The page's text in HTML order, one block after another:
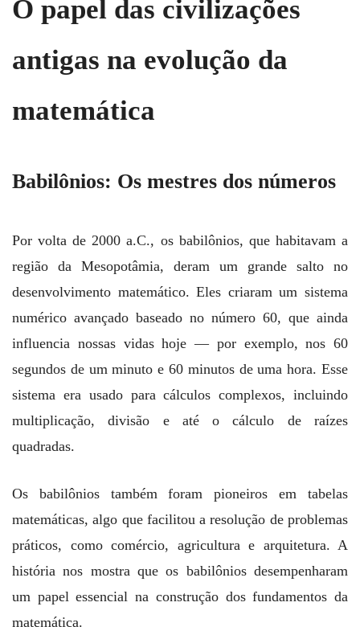
O papel das civilizações
antigas na evolução da
matemática
Babilônios: Os mestres dos números
Por volta de 2000 a.C., os babilônios, que habitavam a
região da Mesopotâmia, deram um grande salto no
desenvolvimento matemático. Eles criaram um sistema
numérico avançado baseado no número 60, que ainda
influencia nossas vidas hoje — por exemplo, nos 60
segundos de um minuto e 60 minutos de uma hora. Esse
sistema era usado para cálculos complexos, incluindo
multiplicação, divisão e até o cálculo de raízes
quadradas.
Os babilônios também foram pioneiros em tabelas
matemáticas, algo que facilitou a resolução de problemas
práticos, como comércio, agricultura e arquitetura. A
história nos mostra que os babilônios desempenharam
um papel essencial na construção dos fundamentos da
matemática.